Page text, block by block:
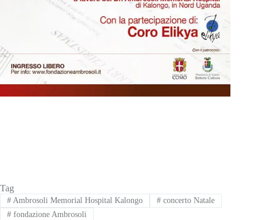
Tag
#Ambrosoli Memorial Hospital Kalongo #concerto Natale
#fondazione Ambrosoli